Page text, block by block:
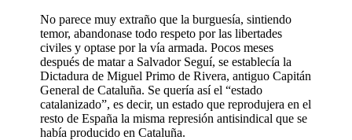
No parece muy extraño que la burguesía, sintiendo
temor, abandonase todo respeto por las libertades
civiles y optase por la vía armada. Pocos meses
después de matar a Salvador Seguí, se establecía la
Dictadura de Miguel Primo de Rivera, antiguo Capitán
General de Cataluña. Se quería así el “estado
catalanizado”, es decir, un estado que reprodujera en el
resto de España la misma represión antisindical que se
había producido en Cataluña.